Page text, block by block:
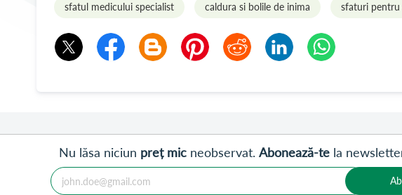
sfatul medicului specialist caldura si bolile de inima sfaturi pentru
Nu lăsa niciun preț mic neobservat. Abonează-te la